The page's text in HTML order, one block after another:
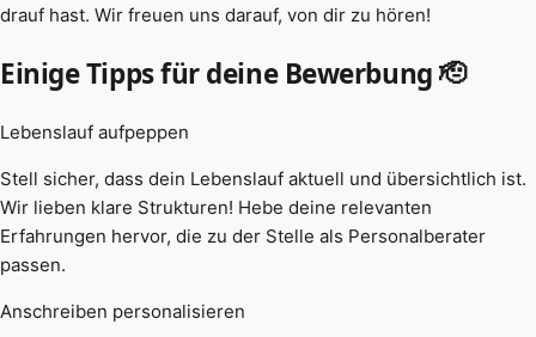
drauf hast. Wir freuen uns darauf, von dir zu hören!
Einige Tipps für deine Bewerbung 🫡
Lebenslauf aufpeppen
Stell sicher, dass dein Lebenslauf aktuell und übersichtlich ist.
Wir lieben klare Strukturen! Hebe deine relevanten
Erfahrungen hervor, die zu der Stelle als Personalberater
passen.
Anschreiben personalisieren